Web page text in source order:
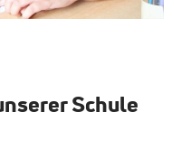
Schule